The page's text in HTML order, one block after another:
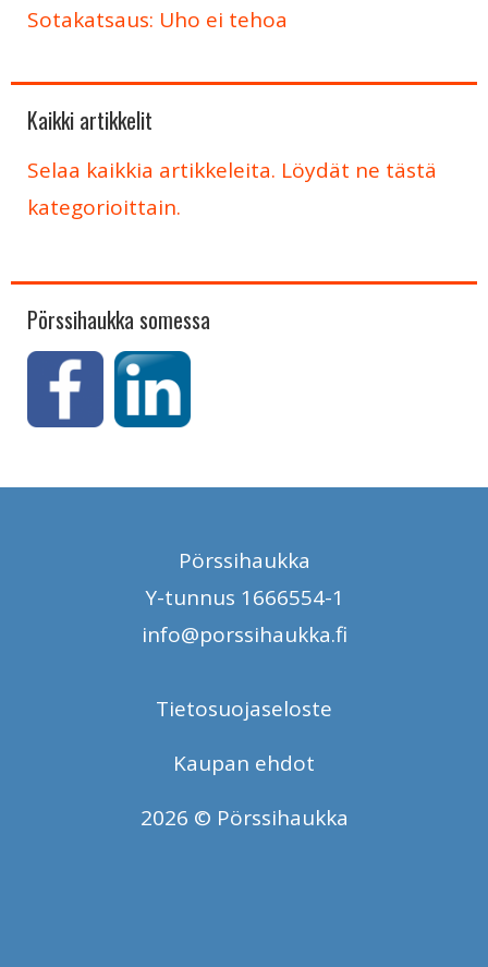
Sotakatsaus: Uho ei tehoa
Kaikki artikkelit
Selaa kaikkia artikkeleita. Löydät ne tästä
kategorioittain.
Pörssihaukka somessa
Pörssihaukka
Y-tunnus 1666554-1
info@porssihaukka.fi
Tietosuojaseloste
Kaupan ehdot
2026 © Pörssihaukka